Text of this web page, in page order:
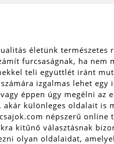
életünk természetes
furcsaságnak, ha nem
teli együttlét iránt
izgalmas lehet egy
éppen úgy megélni az
akár különleges oldalait is
népszerű online
kitűnő választásnak
olyan oldalaidat,